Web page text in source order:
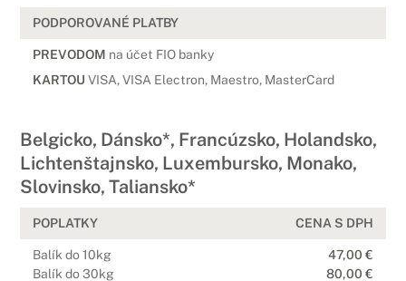
PODPOROVANÉ PLATBY
PREVODOM na účet FIO banky
KARTOU VISA, VISA Electron, Maestro, MasterCard
Belgicko, Dánsko*, Francúzsko, Holandsko,
Lichtenštajnsko, Luxembursko, Monako,
Slovinsko, Taliansko*
POPLATKY
Balík do 10kg
Balík do 30kg
CENA S DPH
47,00 €
80,00 €